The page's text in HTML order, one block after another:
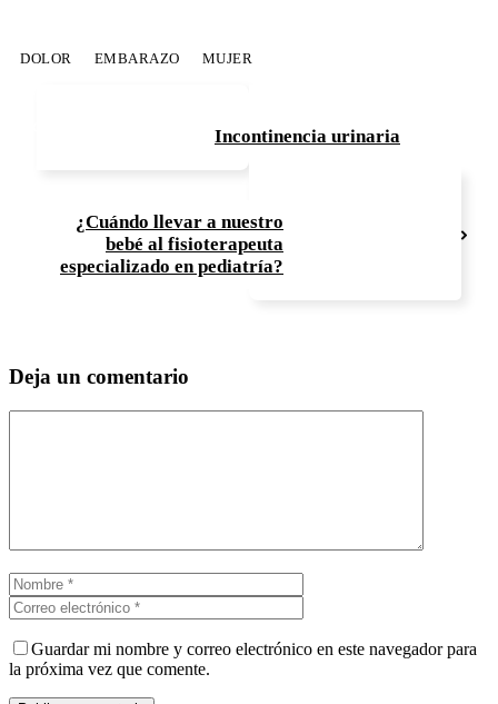
DOLOR EMBARAZO MUJER
Incontinencia urinaria
¿Cuándo llevar a nuestro
bebé al fisioterapeuta
especializado en pediatría?
Deja un comentario
Nombre
electrónico
Guardar mi nombre y correo electrónico en este navegador para
la próxima vez que comente.